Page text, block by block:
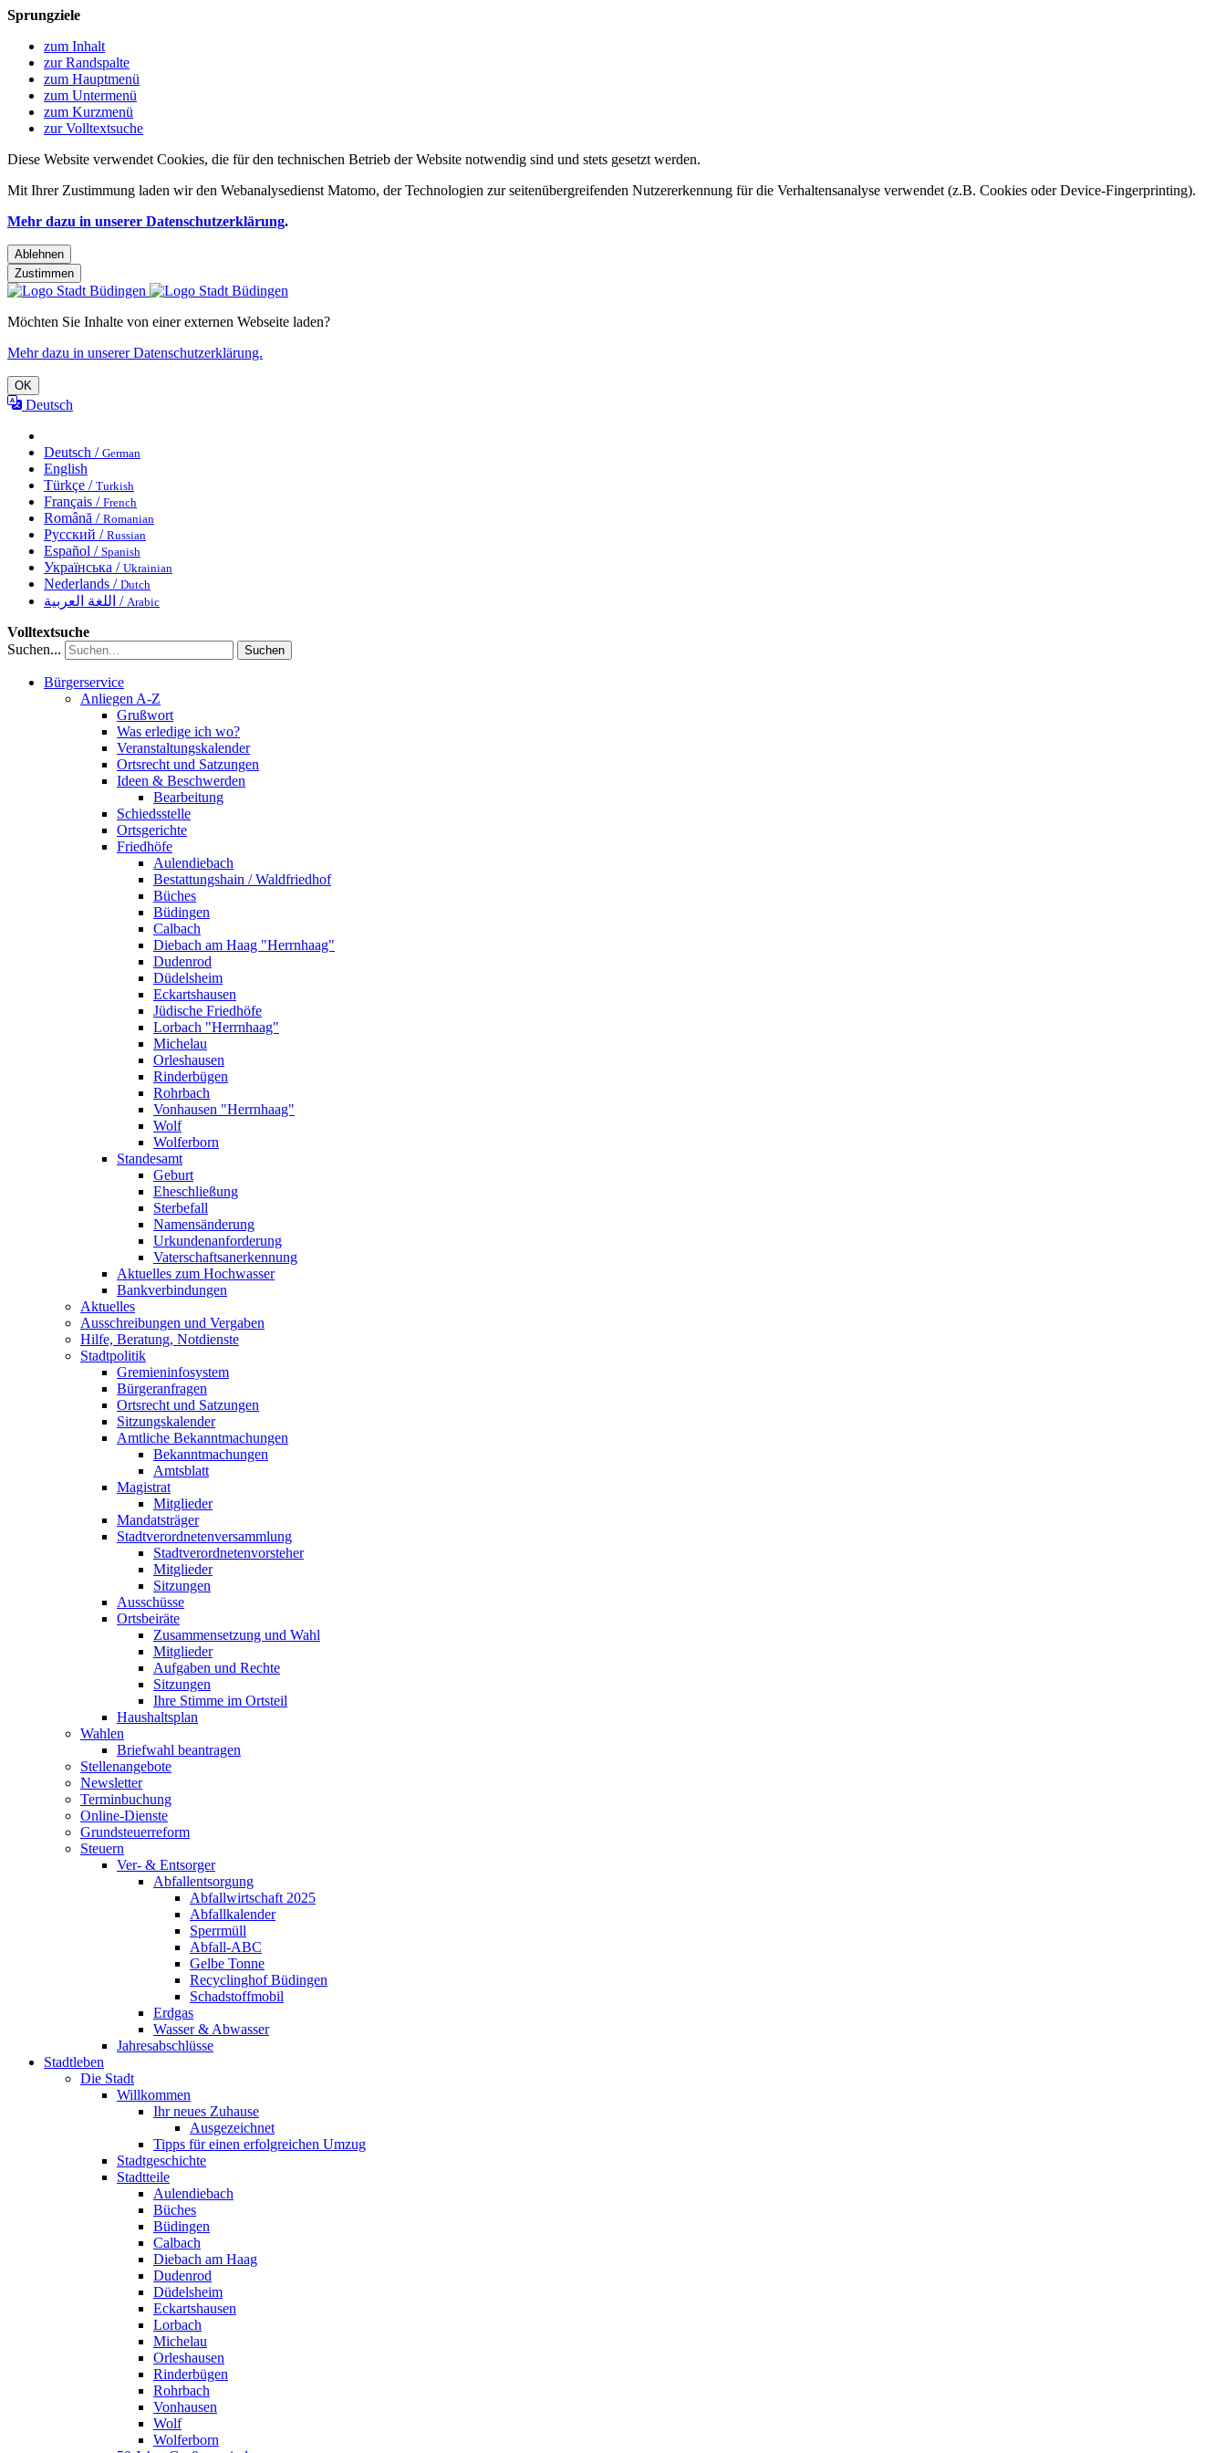
Sprungziele
zum Inhalt
zur Randspalte
zum Hauptmenü
zum Untermenü
zum Kurzmenü
zur Volltextsuche
Diese Website verwendet Cookies, die für den technischen Betrieb der Website notwendig sind und stets gesetzt werden.
Mit Ihrer Zustimmung laden wir den Webanalysedienst Matomo, der Technologien zur seitenübergreifenden Nutzererkennung für die Verhaltensanalyse verwendet (z.B. Cookies oder Device-Fingerprinting).
Mehr dazu in unserer Datenschutzerklärung.
Ablehnen
Zustimmen
Möchten Sie Inhalte von einer externen Webseite laden?
Mehr dazu in unserer Datenschutzerklärung.
OK
Deutsch
Deutsch / German
English
Türkçe / Turkish
Français / French
Română / Romanian
Русский / Russian
Español / Spanish
Українська / Ukrainian
Nederlands / Dutch
اللغة العربية / Arabic
Volltextsuche
Suchen...
Suchen
Bürgerservice
Anliegen A-Z
Grußwort
Was erledige ich wo?
Veranstaltungskalender
Ortsrecht und Satzungen
Ideen & Beschwerden
Bearbeitung
Schiedsstelle
Ortsgerichte
Friedhöfe
Aulendiebach
Bestattungshain / Waldfriedhof
Büches
Büdingen
Calbach
Diebach am Haag "Herrnhaag"
Dudenrod
Düdelsheim
Eckartshausen
Jüdische Friedhöfe
Lorbach "Herrnhaag"
Michelau
Orleshausen
Rinderbügen
Rohrbach
Vonhausen "Herrnhaag"
Wolf
Wolferborn
Standesamt
Geburt
Eheschließung
Sterbefall
Namensänderung
Urkundenanforderung
Vaterschaftsanerkennung
Aktuelles zum Hochwasser
Bankverbindungen
Aktuelles
Ausschreibungen und Vergaben
Hilfe, Beratung, Notdienste
Stadtpolitik
Gremieninfosystem
Bürgeranfragen
Ortsrecht und Satzungen
Sitzungskalender
Amtliche Bekanntmachungen
Bekanntmachungen
Amtsblatt
Magistrat
Mitglieder
Mandatsträger
Stadtverordnetenversammlung
Stadtverordnetenvorsteher
Mitglieder
Sitzungen
Ausschüsse
Ortsbeiräte
Zusammensetzung und Wahl
Mitglieder
Aufgaben und Rechte
Sitzungen
Ihre Stimme im Ortsteil
Haushaltsplan
Wahlen
Briefwahl beantragen
Stellenangebote
Newsletter
Terminbuchung
Online-Dienste
Grundsteuerreform
Steuern
Ver- & Entsorger
Abfallentsorgung
Abfallwirtschaft 2025
Abfallkalender
Sperrmüll
Abfall-ABC
Gelbe Tonne
Recyclinghof Büdingen
Schadstoffmobil
Erdgas
Wasser & Abwasser
Jahresabschlüsse
Stadtleben
Die Stadt
Willkommen
Ihr neues Zuhause
Ausgezeichnet
Tipps für einen erfolgreichen Umzug
Stadtgeschichte
Stadtteile
Aulendiebach
Büches
Büdingen
Calbach
Diebach am Haag
Dudenrod
Düdelsheim
Eckartshausen
Lorbach
Michelau
Orleshausen
Rinderbügen
Rohrbach
Vonhausen
Wolf
Wolferborn